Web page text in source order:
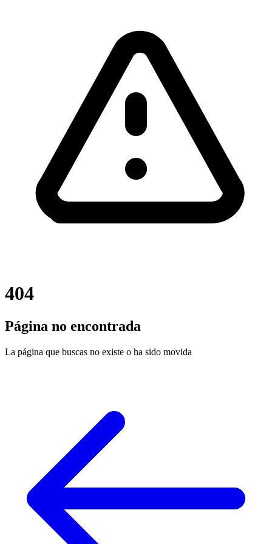
404
Página no encontrada
La página que buscas no existe o ha sido movida